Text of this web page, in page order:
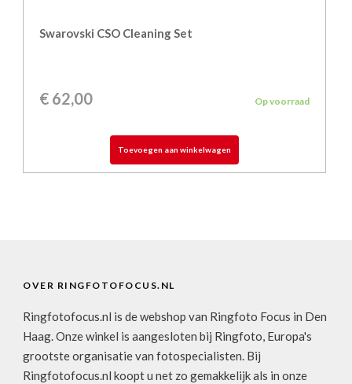
Swarovski CSO Cleaning Set
€ 62,00 Op voorraad
Toevoegen aan winkelwagen
OVER RINGFOTOFOCUS.NL
Ringfotofocus.nl is de webshop van Ringfoto Focus in Den
Haag. Onze winkel is aangesloten bij Ringfoto, Europa's
grootste organisatie van fotospecialisten. Bij
Ringfotofocus.nl koopt u net zo gemakkelijk als in onze